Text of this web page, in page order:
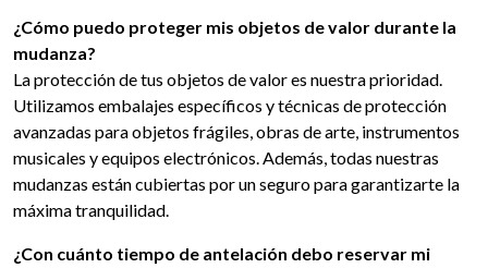
¿Cómo puedo proteger mis objetos de valor durante la
mudanza?
La protección de tus objetos de valor es nuestra prioridad.
Utilizamos embalajes específicos y técnicas de protección
avanzadas para objetos frágiles, obras de arte, instrumentos
musicales y equipos electrónicos. Además, todas nuestras
mudanzas están cubiertas por un seguro para garantizarte la
máxima tranquilidad.
¿Con cuánto tiempo de antelación debo reservar mi